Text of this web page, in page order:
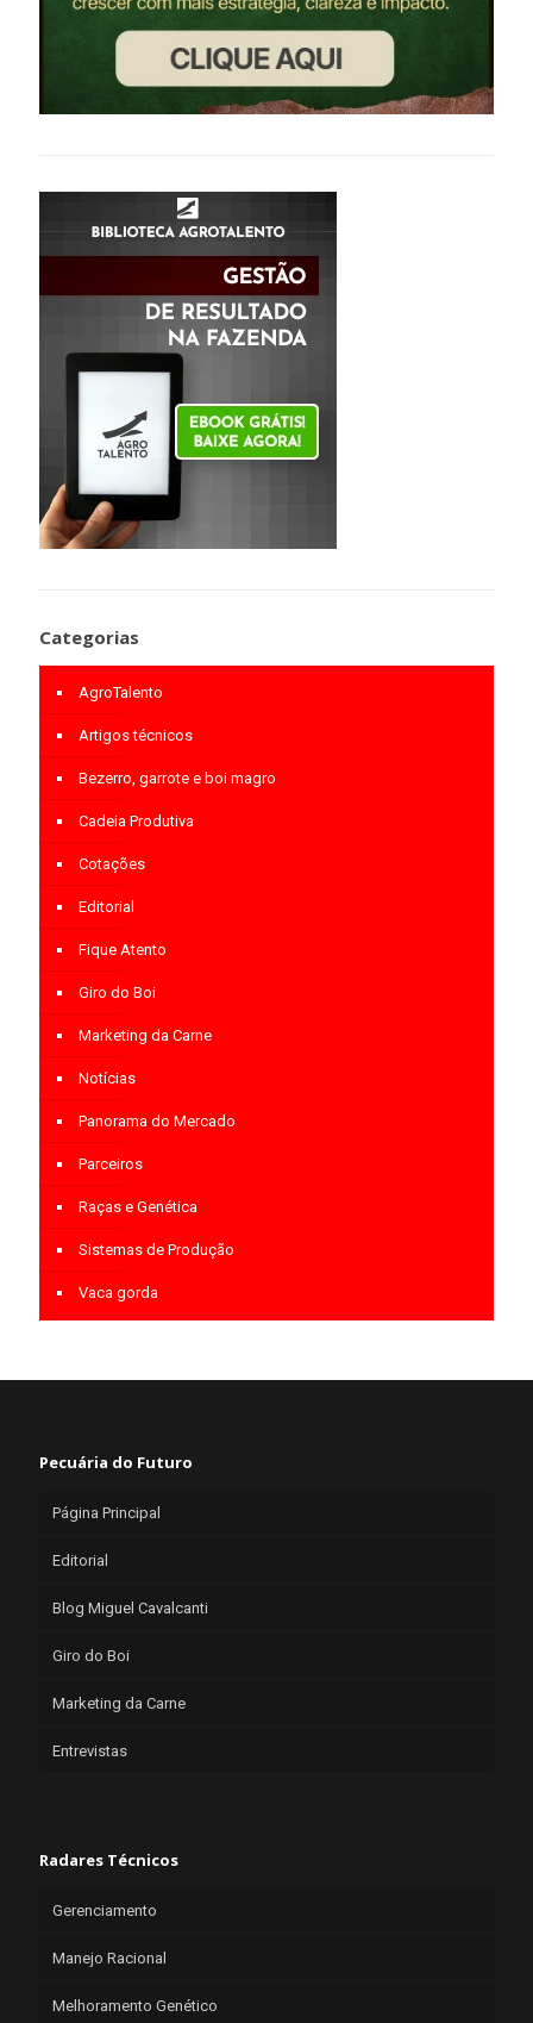
Categorias
AgroTalento
Artigos técnicos
Bezerro, garrote e boi magro
Cadeia Produtiva
Cotações
Editorial
Fique Atento
Giro do Boi
Marketing da Carne
Notícias
Panorama do Mercado
Parceiros
Raças e Genética
Sistemas de Produção
Vaca gorda
Pecuária do Futuro
Página Principal
Editorial
Blog Miguel Cavalcanti
Giro do Boi
Marketing da Carne
Entrevistas
Radares Técnicos
Gerenciamento
Manejo Racional
Melhoramento Genético